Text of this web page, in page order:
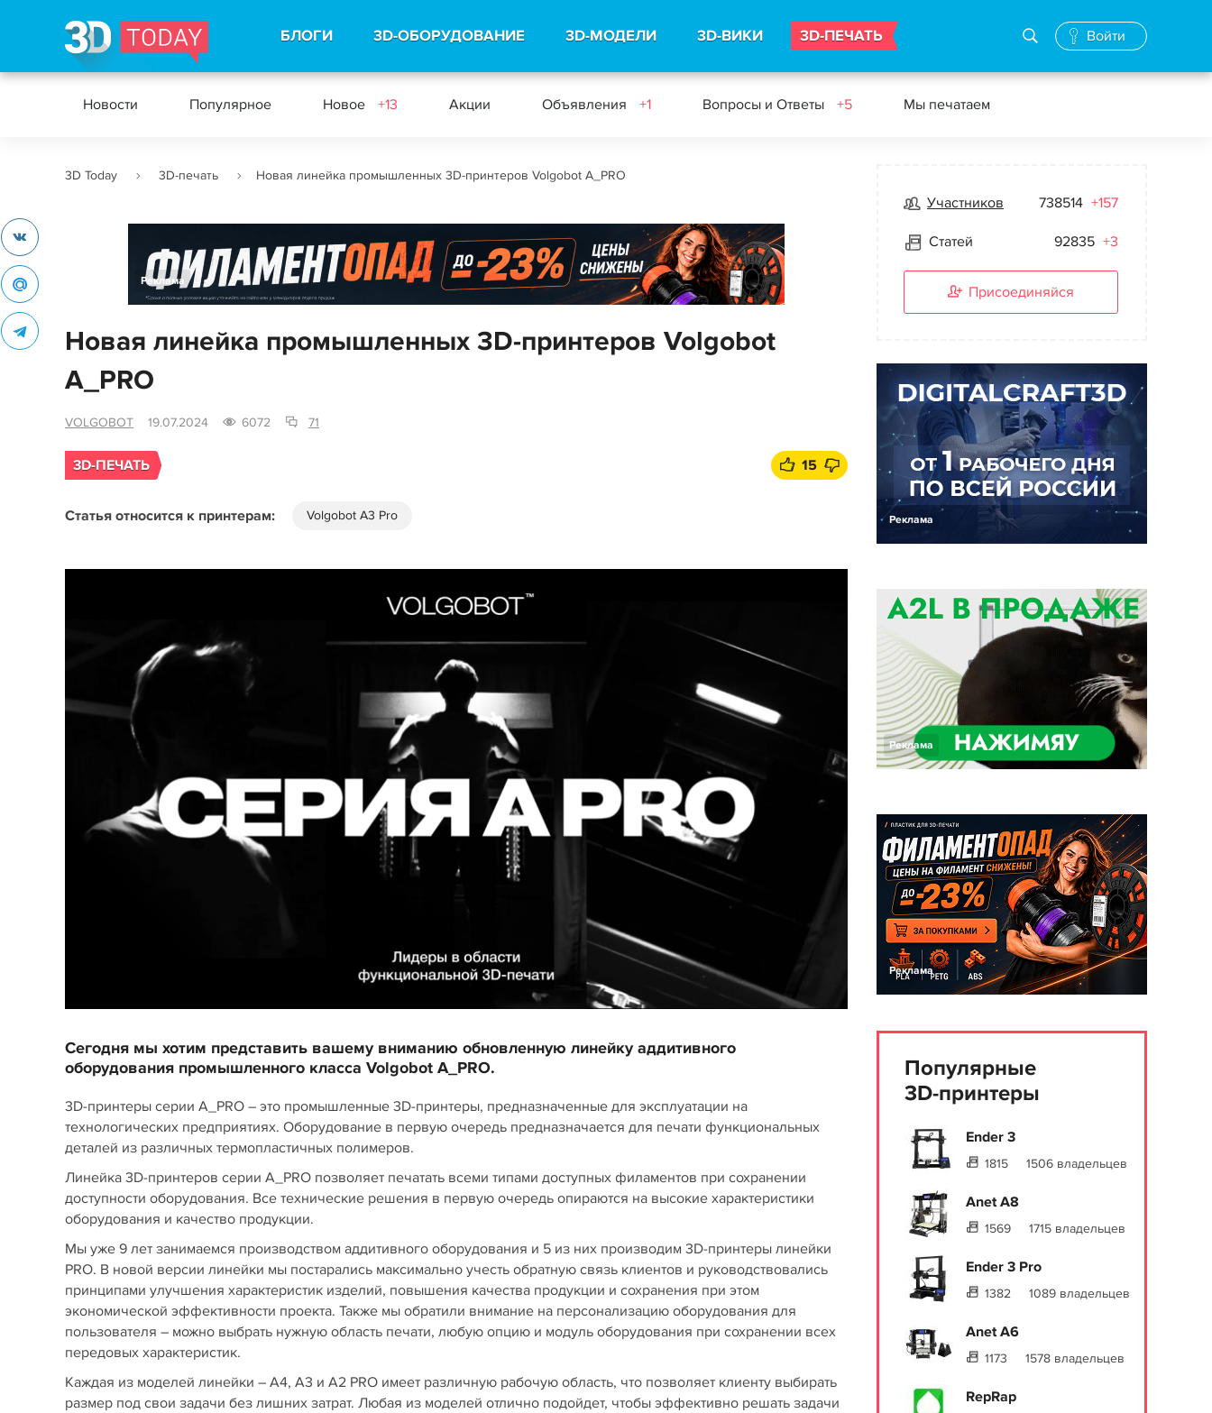
БЛОГИ 3D-ОБОРУДОВАНИЕ 3D-МОДЕЛИ 3D-ВИКИ 3D-ПЕЧАТЬ Войти
Новости Популярное Новое +13 Акции Объявления +1 Вопросы и Ответы +5 Мы печатаем
3D Today 3D-печать Новая линейка промышленных 3D-принтеров Volgobot A_PRO
Реклама
Новая линейка промышленных 3D-принтеров Volgobot
A_PRO
VOLGOBOT 19.07.2024 6072 71
3D-ПЕЧАТЬ 15
Статья относится к принтерам: Volgobot A3 Pro
Сегодня мы хотим представить вашему вниманию обновленную линейку аддитивного
оборудования промышленного класса Volgobot A_PRO.
3D-принтеры серии A_PRO – это промышленные 3D-принтеры, предназначенные для эксплуатации на
технологических предприятиях. Оборудование в первую очередь предназначается для печати функциональных
деталей из различных термопластичных полимеров.
Линейка 3D-принтеров серии A_PRO позволяет печатать всеми типами доступных филаментов при сохранении
доступности оборудования. Все технические решения в первую очередь опираются на высокие характеристики
оборудования и качество продукции.
Мы уже 9 лет занимаемся производством аддитивного оборудования и 5 из них производим 3D-принтеры линейки
PRO. В новой версии линейки мы постарались максимально учесть обратную связь клиентов и руководствовались
принципами улучшения характеристик изделий, повышения качества продукции и сохранения при этом
экономической эффективности проекта. Также мы обратили внимание на персонализацию оборудования для
пользователя – можно выбрать нужную область печати, любую опцию и модуль оборудования при сохранении всех
передовых характеристик.
Каждая из моделей линейки – A4, A3 и A2 PRO имеет различную рабочую область, что позволяет клиенту выбирать
размер под свои задачи без лишних затрат. Любая из моделей отлично подойдет, чтобы эффективно решать задачи
Участников 738514 +157
Статей 92835 +3
Присоединяйся
Реклама
Реклама
Реклама
Популярные
3D-принтеры
Ender 3
1815 1506 владельцев
Anet A8
1569 1715 владельцев
Ender 3 Pro
1382 1089 владельцев
Anet A6
1173 1578 владельцев
RepRap